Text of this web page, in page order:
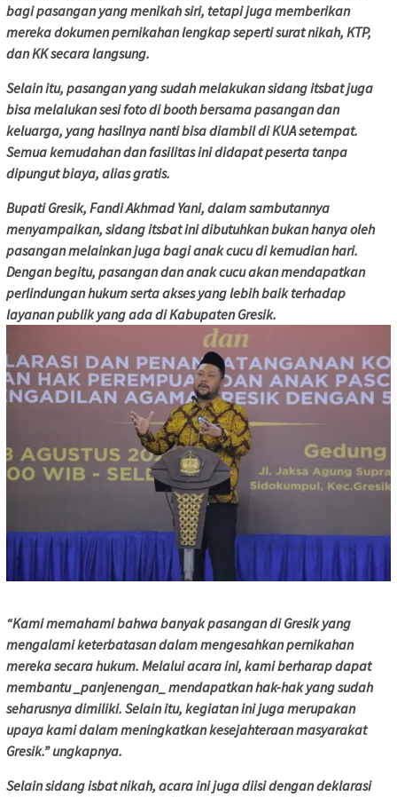
bagi pasangan yang menikah siri, tetapi juga memberikan
mereka dokumen pernikahan lengkap seperti surat nikah, KTP,
dan KK secara langsung.
Selain itu, pasangan yang sudah melakukan sidang itsbat juga
bisa melalukan sesi foto di booth bersama pasangan dan
keluarga, yang hasilnya nanti bisa diambil di KUA setempat.
Semua kemudahan dan fasilitas ini didapat peserta tanpa
dipungut biaya, alias gratis.
Bupati Gresik, Fandi Akhmad Yani, dalam sambutannya
menyampaikan, sidang itsbat ini dibutuhkan bukan hanya oleh
pasangan melainkan juga bagi anak cucu di kemudian hari.
Dengan begitu, pasangan dan anak cucu akan mendapatkan
perlindungan hukum serta akses yang lebih baik terhadap
layanan publik yang ada di Kabupaten Gresik.
“Kami memahami bahwa banyak pasangan di Gresik yang
mengalami keterbatasan dalam mengesahkan pernikahan
mereka secara hukum. Melalui acara ini, kami berharap dapat
membantu _panjenengan_ mendapatkan hak-hak yang sudah
seharusnya dimiliki. Selain itu, kegiatan ini juga merupakan
upaya kami dalam meningkatkan kesejahteraan masyarakat
Gresik.” ungkapnya.
Selain sidang isbat nikah, acara ini juga diisi dengan deklarasi